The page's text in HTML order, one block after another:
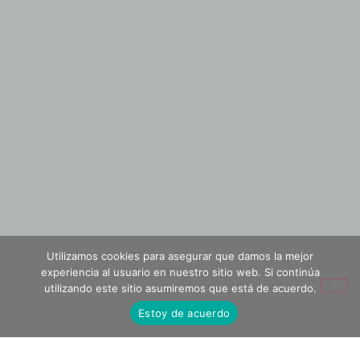
Utilizamos cookies para asegurar que damos la mejor
experiencia al usuario en nuestro sitio web. Si continúa
utilizando este sitio asumiremos que está de acuerdo.
Estoy de acuerdo